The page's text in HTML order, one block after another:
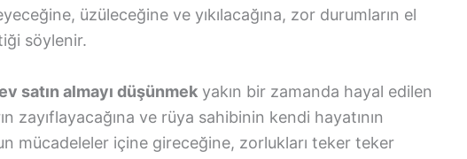
üzüleceğine ve yıkılacağına, zor durumların el
söylenir.
satın almayı düşünmek yakın bir zamanda hayal edilen
zayıflayacağına ve rüya sahibinin kendi hayatının
mücadeleler içine gireceğine, zorlukları teker teker